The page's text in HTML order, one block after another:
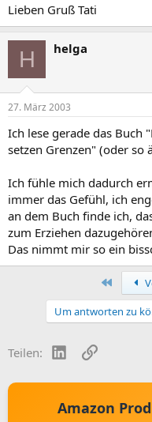
Lieben Gruß Tati
H helga
27. März 2003
Ich lese gerade das Buch
setzen Grenzen" (oder so
Ich fühle mich dadurch
immer das Gefühl, ich
an dem Buch finde ich,
zum Erziehen
Das nimmt mir so ein
Erste
Um antworten zu
Teilen: LinkedInLink
Amazon